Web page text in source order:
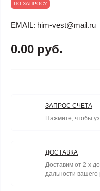
ПО ЗАПРОСУ
EMAIL: him-vest@mail.ru
0.00 руб.
ЗАПРОС СЧЕТА
Нажмите, чтобы
ДОСТАВКА
Доставим от 2-х
дальности вашего